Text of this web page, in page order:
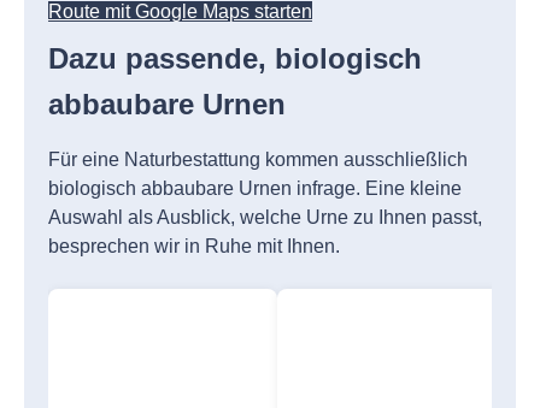
Route mit Google Maps starten
Dazu passende, biologisch
abbaubare Urnen
Für eine Naturbestattung kommen ausschließlich
biologisch abbaubare Urnen infrage. Eine kleine
Auswahl als Ausblick, welche Urne zu Ihnen passt,
besprechen wir in Ruhe mit Ihnen.